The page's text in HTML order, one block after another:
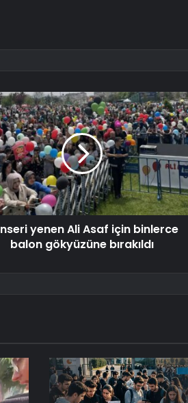
yenen Ali Asaf için binlerce
balon gökyüzüne bırakıldı